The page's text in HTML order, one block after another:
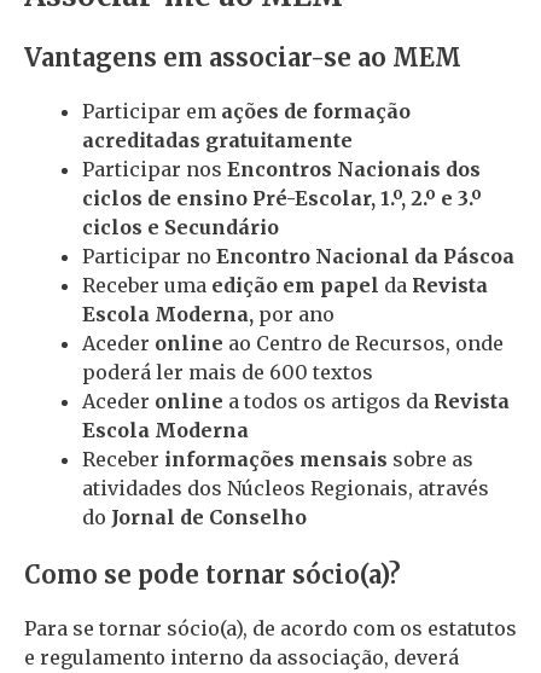
Vantagens em associar-se ao MEM
Participar em ações de formação
acreditadas gratuitamente
Participar nos Encontros Nacionais dos
ciclos de ensino Pré-Escolar, 1.º, 2.º e 3.º
ciclos e Secundário
Participar no Encontro Nacional da Páscoa
Receber uma edição em papel da Revista
Escola Moderna, por ano
Aceder online ao Centro de Recursos, onde
poderá ler mais de 600 textos
Aceder online a todos os artigos da Revista
Escola Moderna
Receber informações mensais sobre as
atividades dos Núcleos Regionais, através
do Jornal de Conselho
Como se pode tornar sócio(a)?
Para se tornar sócio(a), de acordo com os estatutos
e regulamento interno da associação, deverá